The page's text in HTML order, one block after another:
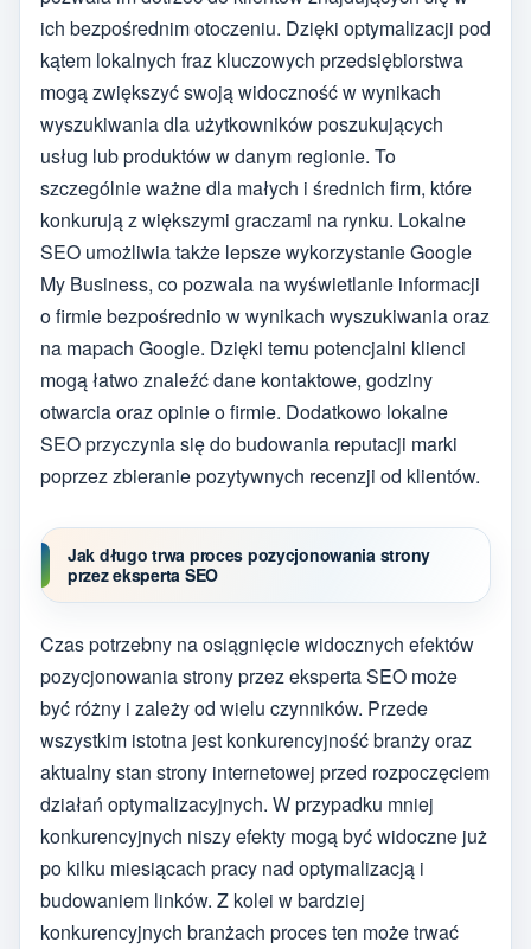
ich bezpośrednim otoczeniu. Dzięki optymalizacji pod
kątem lokalnych fraz kluczowych przedsiębiorstwa
mogą zwiększyć swoją widoczność w wynikach
wyszukiwania dla użytkowników poszukujących
usług lub produktów w danym regionie. To
szczególnie ważne dla małych i średnich firm, które
konkurują z większymi graczami na rynku. Lokalne
SEO umożliwia także lepsze wykorzystanie Google
My Business, co pozwala na wyświetlanie informacji
o firmie bezpośrednio w wynikach wyszukiwania oraz
na mapach Google. Dzięki temu potencjalni klienci
mogą łatwo znaleźć dane kontaktowe, godziny
otwarcia oraz opinie o firmie. Dodatkowo lokalne
SEO przyczynia się do budowania reputacji marki
poprzez zbieranie pozytywnych recenzji od klientów.
Jak długo trwa proces pozycjonowania strony
przez eksperta SEO
Czas potrzebny na osiągnięcie widocznych efektów
pozycjonowania strony przez eksperta SEO może
być różny i zależy od wielu czynników. Przede
wszystkim istotna jest konkurencyjność branży oraz
aktualny stan strony internetowej przed rozpoczęciem
działań optymalizacyjnych. W przypadku mniej
konkurencyjnych niszy efekty mogą być widoczne już
po kilku miesiącach pracy nad optymalizacją i
budowaniem linków. Z kolei w bardziej
konkurencyjnych branżach proces ten może trwać